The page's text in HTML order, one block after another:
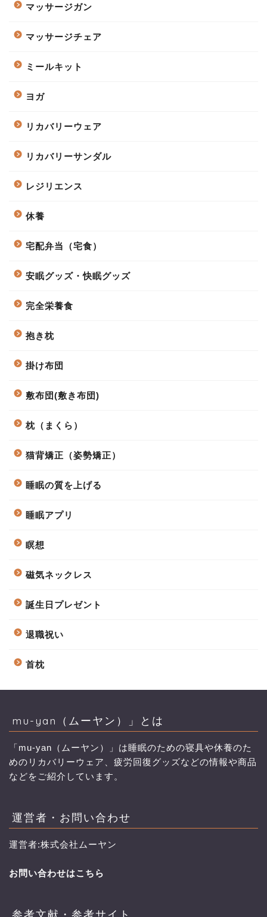
マッサージガン
マッサージチェア
ミールキット
ヨガ
リカバリーウェア
リカバリーサンダル
レジリエンス
休養
宅配弁当（宅食）
安眠グッズ・快眠グッズ
完全栄養食
抱き枕
掛け布団
敷布団(敷き布団)
枕（まくら）
猫背矯正（姿勢矯正）
睡眠の質を上げる
睡眠アプリ
瞑想
磁気ネックレス
誕生日プレゼント
退職祝い
首枕
mu-yan（ムーヤン）」とは
「mu-yan（ムーヤン）」は睡眠のための寝具や休養のた
めのリカバリーウェア、疲労回復グッズなどの情報や商品
などをご紹介しています。
運営者・お問い合わせ
運営者:株式会社ムーヤン
お問い合わせはこちら
参考文献・参考サイト